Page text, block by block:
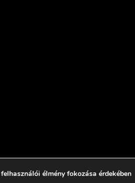
élmény fokozása érdekében